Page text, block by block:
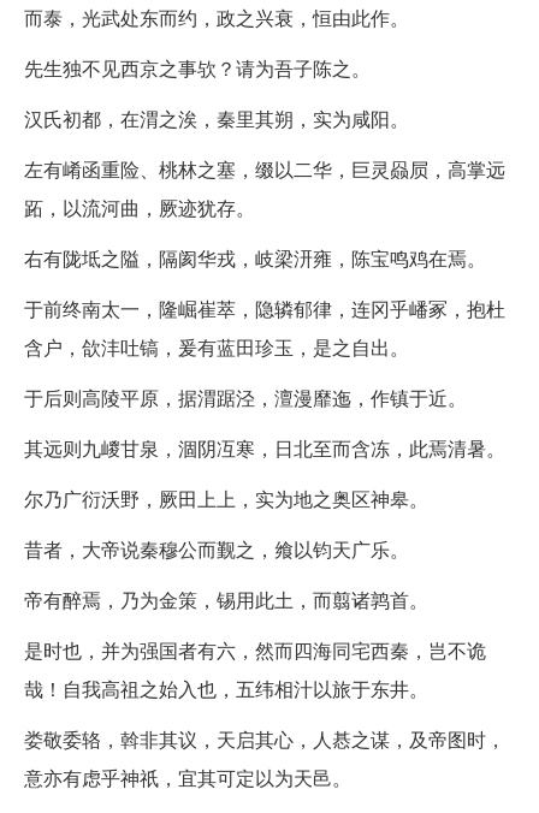
而泰，光武处东而约，政之兴衰，恒由此作。
先生独不见西京之事欤？请为吾子陈之。
汉氏初都，在渭之涘，秦里其朔，实为咸阳。
左有崤函重险、桃林之塞，缀以二华，巨灵赑屃，高掌远
跖，以流河曲，厥迹犹存。
右有陇坻之隘，隔阂华戎，岐梁汧雍，陈宝鸣鸡在焉。
于前终南太一，隆崛崔萃，隐辚郁律，连冈乎嶓冢，抱杜
含户，欱沣吐镐，爰有蓝田珍玉，是之自出。
于后则高陵平原，据渭踞泾，澶漫靡迤，作镇于近。
其远则九嵕甘泉，涸阴冱寒，日北至而含冻，此焉清暑。
尔乃广衍沃野，厥田上上，实为地之奥区神皋。
昔者，大帝说秦穆公而觐之，飨以钧天广乐。
帝有醉焉，乃为金策，锡用此土，而翦诸鹑首。
是时也，并为强国者有六，然而四海同宅西秦，岂不诡
哉！自我高祖之始入也，五纬相汁以旅于东井。
娄敬委辂，斡非其议，天启其心，人惎之谋，及帝图时，
意亦有虑乎神祇，宜其可定以为天邑。